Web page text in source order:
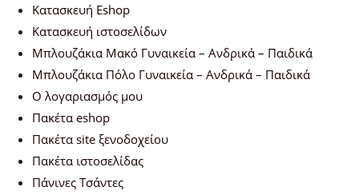
Κατασκευή Eshop
Κατασκευή ιστοσελίδων
Μπλουζάκια Μακό Γυναικεία – Ανδρικά – Παιδικά
Μπλουζάκια Πόλο Γυναικεία – Ανδρικά – Παιδικά
Ο λογαριασμός μου
Πακέτα eshop
Πακέτα site ξενοδοχείου
Πακέτα ιστοσελίδας
Πάνινες Τσάντες